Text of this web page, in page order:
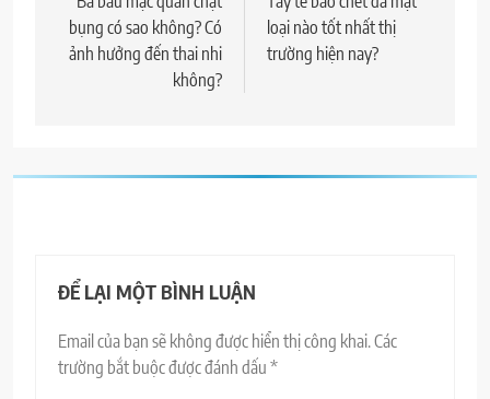
bài
bụng có sao không? Có
ảnh hưởng đến thai nhi
không?
loại nào tốt nhất thị
trường hiện nay?
ĐỂ LẠI MỘT BÌNH LUẬN
Email của bạn sẽ không được hiển thị công khai.Các
trường bắt buộc được đánh dấu *